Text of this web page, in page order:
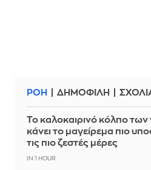
ΡΟΗ ΔΗΜΟΦΙΛΗ
Το καλοκαιρινό κόλπο των
κάνει το μαγείρεμα πιο
τις πιο ζεστές μέρες
IN 1 HOUR